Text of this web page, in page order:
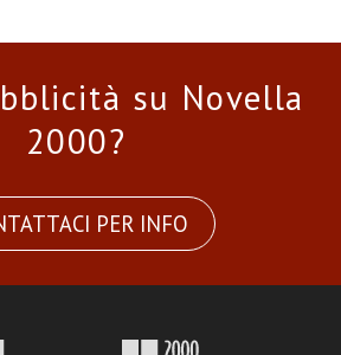
su Novella
2000?
PER INFO